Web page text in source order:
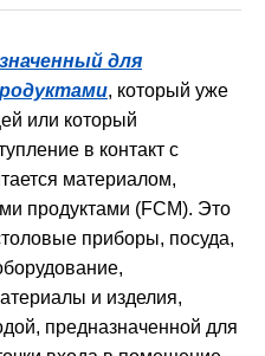
для
, который уже
или который
в контакт с
материалом,
продуктами (FCM). Это
приборы, посуда,
и изделия,
предназначенной для